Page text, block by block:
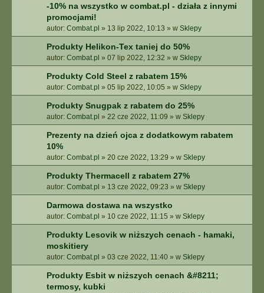
-10% na wszystko w combat.pl - działa z innymi
promocjami!
autor: Combat.pl » 13 lip 2022, 10:13 » w Sklepy
Produkty Helikon-Tex taniej do 50%
autor: Combat.pl » 07 lip 2022, 12:32 » w Sklepy
Produkty Cold Steel z rabatem 15%
autor: Combat.pl » 05 lip 2022, 10:05 » w Sklepy
Produkty Snugpak z rabatem do 25%
autor: Combat.pl » 22 cze 2022, 11:09 » w Sklepy
Prezenty na dzień ojca z dodatkowym rabatem
10%
autor: Combat.pl » 20 cze 2022, 13:29 » w Sklepy
Produkty Thermacell z rabatem 27%
autor: Combat.pl » 13 cze 2022, 09:23 » w Sklepy
Darmowa dostawa na wszystko
autor: Combat.pl » 10 cze 2022, 11:15 » w Sklepy
Produkty Lesovik w niższych cenach - hamaki,
moskitiery
autor: Combat.pl » 03 cze 2022, 11:40 » w Sklepy
Produkty Esbit w niższych cenach &#8211;
termosy, kubki